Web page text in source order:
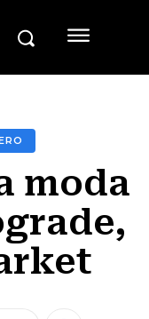
moda